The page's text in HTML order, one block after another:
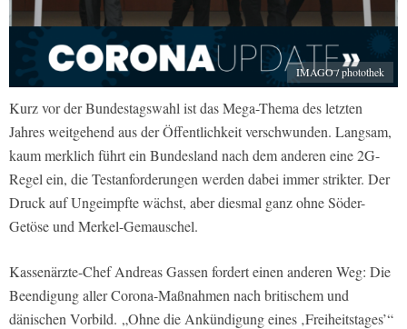
IMAGO / photothek
Kurz vor der Bundestagswahl ist das Mega-Thema des letzten
Jahres weitgehend aus der Öffentlichkeit verschwunden. Langsam,
kaum merklich führt ein Bundesland nach dem anderen eine 2G-
Regel ein, die Testanforderungen werden dabei immer strikter. Der
Druck auf Ungeimpfte wächst, aber diesmal ganz ohne Söder-
Getöse und Merkel-Gemauschel.
Kassenärzte-Chef Andreas Gassen fordert einen anderen Weg: Die
Beendigung aller Corona-Maßnahmen nach britischem und
dänischen Vorbild. „Ohne die Ankündigung eines ‚Freiheitstages’“